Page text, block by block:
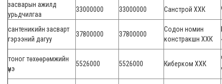
засварын ажилд
урьдчилгаа
33000000 33000000 Санстрой ХХК
сантеникийн засварт
гэрээний дагуу
37800000 37800000
Содон номин
констракшн ХХК
тоног төхөөрөмжийн
үнэ
5526000 5526000 Киберком ХХК